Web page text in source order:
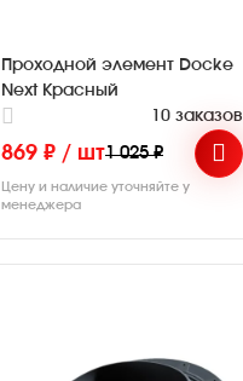
Проходной элемент Docke
Next Красный
10 заказов
869 ₽ / шт1 025 ₽
Цену и наличие уточняйте у
менеджера